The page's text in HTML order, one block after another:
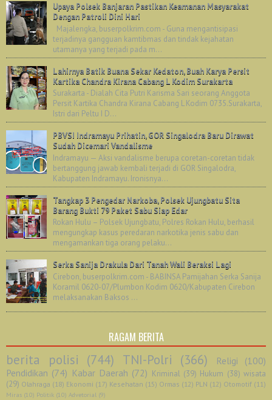
Upaya Polsek Banjaran Pastikan Keamanan Masyarakat
Dengan Patroli Dini Hari
Majalengka, buserpolkrim.com - Guna mengantisipasi
terjadinya gangguan kamtibmas dan tindak kejahatan
utamanya yang terjadi pada m...
Lahirnya Batik Buana Sekar Kedaton, Buah Karya Persit
Kartika Chandra Kirana Cabang L Kodim Surakarta
Surakarta - Dialah Cita Putri Karisma Sari seorang Anggota
Persit Kartika Chandra Kirana Cabang L Kodim 0735.Surakarta,
Istri dari Peltu I D...
PBVSI Indramayu Prihatin, GOR Singalodra Baru Dirawat
Sudah Dicemari Vandalisme
Indramayu — Aksi vandalisme berupa coretan-coretan tidak
bertanggung jawab kembali terjadi di GOR Singalodra,
Kabupaten Indramayu. Ironisnya...
Tangkap 3 Pengedar Narkoba, Polsek Ujungbatu Sita
Barang Bukti 79 Paket Sabu Siap Edar
Rokan Hulu – Polsek Ujungbatu, Polres Rokan Hulu, berhasil
mengungkap kasus peredaran narkotika jenis sabu dan
mengamankan tiga orang pelaku...
Serka Sanija Drakula Dari Tanah Wali Beraksi Lagi
Cirebon, buserpolkrim.com - BABINSA Pamijahan Serka Sanija
Koramil 0620-07/Plumbon Kodim 0620/Kabupaten Cirebon
melaksanakan Baksos ...
RAGAM BERITA
berita polisi (744) TNI-Polri (366) Religi
(100)
Pendidikan (74) Kabar Daerah (72) Kriminal (39) Hukum (38) wisata
(29) Olahraga (18) Ekonomi (17) Kesehatan (15) Ormas (12) PLN (12) Otomotif (11)
Miras (10) Politik (10) Advetorial (9)